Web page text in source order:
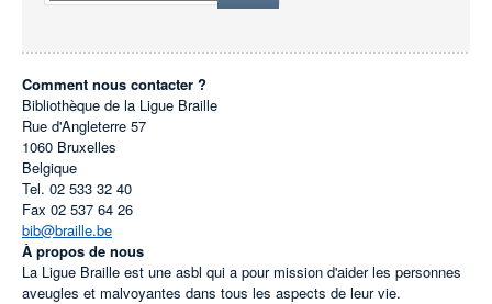
Comment nous contacter ?
Bibliothèque de la Ligue Braille
Rue d'Angleterre 57
1060 Bruxelles
Belgique
Tel. 02 533 32 40
Fax 02 537 64 26
bib@braille.be
À propos de nous
La Ligue Braille est une asbl qui a pour mission d'aider les personnes
aveugles et malvoyantes dans tous les aspects de leur vie.